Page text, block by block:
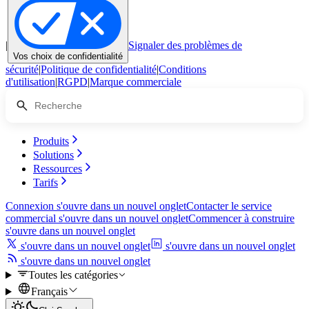
|
Vos choix de confidentialité
Signaler des problèmes de
sécurité|Politique de confidentialité|Conditions
d'utilisation|RGPD|Marque commerciale
Produits
Solutions
Ressources
Tarifs
Connexion s'ouvre dans un nouvel ongletContacter le service
commercial s'ouvre dans un nouvel ongletCommencer à construire
s'ouvre dans un nouvel onglet
s'ouvre dans un nouvel onglet
s'ouvre dans un nouvel onglet
s'ouvre dans un nouvel onglet
Toutes les catégories
Français